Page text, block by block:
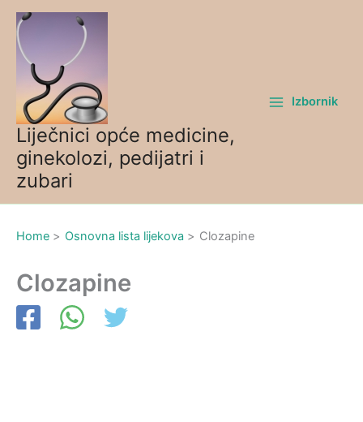
Skip
content
Liječnici opće medicine,
ginekolozi, pedijatri i
zubari
Izbornik
Home Osnovna lista lijekova Clozapine
Clozapine